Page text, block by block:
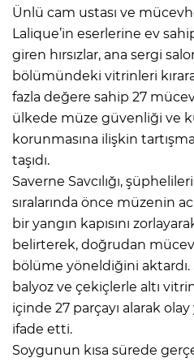
Ünlü cam ustası ve
Lalique’in eserlerine ev
giren hırsızlar, ana sergi
bölümündeki vitrinleri
fazla değere sahip 27
ülkede müze güvenliği ve
korunmasına ilişkin
taşıdı.
Saverne Savcılığı,
sıralarında önce müzenin
bir yangın kapısını
belirterek, doğrudan
bölüme yöneldiğini aktardı.
balyoz ve çekiçlerle altı
içinde 27 parçayı alarak
ifade etti.
Soygunun kısa sürede